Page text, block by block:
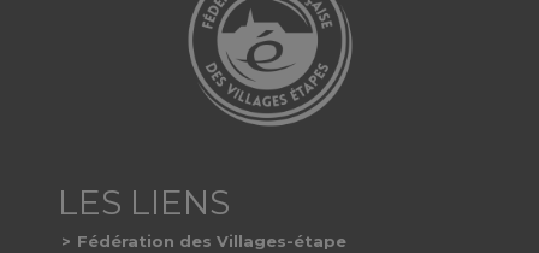
Fédération des Villages-étape